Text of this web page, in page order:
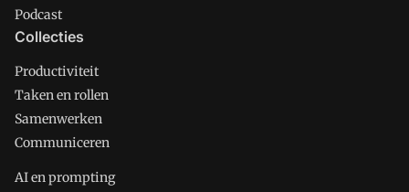
Podcast
Collecties
Productiviteit
Taken en rollen
Samenwerken
Communiceren
AI en prompting